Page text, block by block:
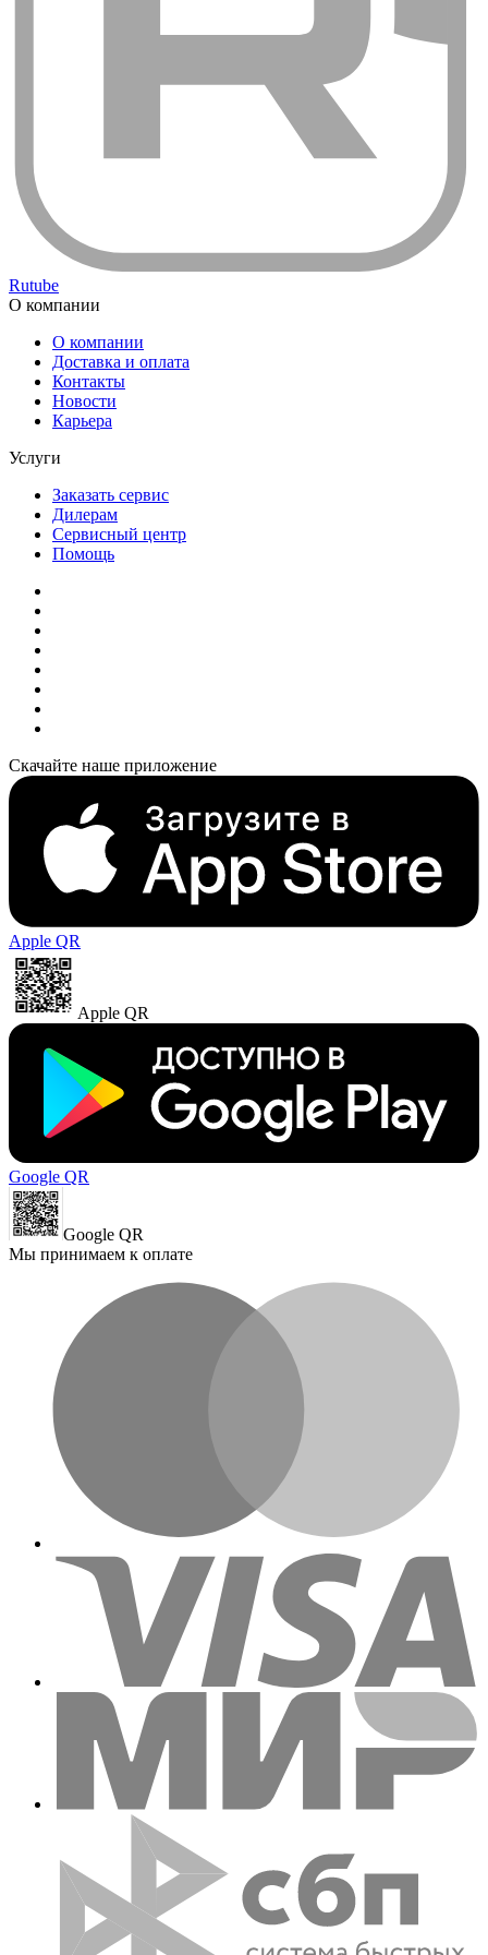
Rutube
О компании
О компании
Доставка и оплата
Контакты
Новости
Карьера
Услуги
Заказать сервис
Дилерам
Сервисный центр
Помощь
Скачайте наше приложение
Apple QR
Apple QR
Google QR
Google QR
Мы принимаем к оплате